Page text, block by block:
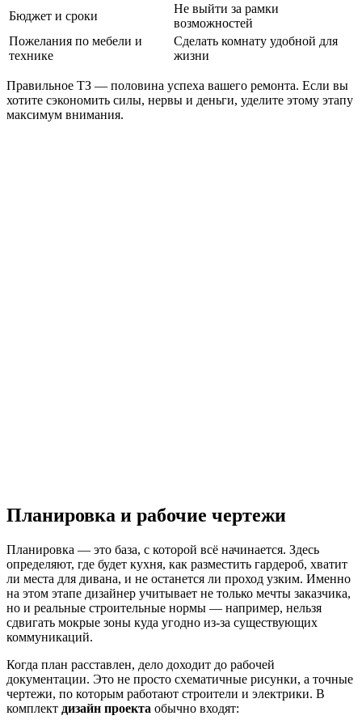
Бюджет и сроки
Не выйти за рамки
возможностей
Пожелания по мебели и
технике
Сделать комнату удобной для
жизни
Правильное ТЗ — половина успеха вашего ремонта. Если вы
хотите сэкономить силы, нервы и деньги, уделите этому этапу
максимум внимания.
Планировка и рабочие чертежи
Планировка — это база, с которой всё начинается. Здесь
определяют, где будет кухня, как разместить гардероб, хватит
ли места для дивана, и не останется ли проход узким. Именно
на этом этапе дизайнер учитывает не только мечты заказчика,
но и реальные строительные нормы — например, нельзя
сдвигать мокрые зоны куда угодно из-за существующих
коммуникаций.
Когда план расставлен, дело доходит до рабочей
документации. Это не просто схематичные рисунки, а точные
чертежи, по которым работают строители и электрики. В
комплект дизайн проекта обычно входят: